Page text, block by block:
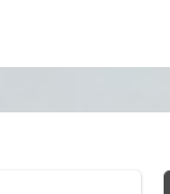
Führung